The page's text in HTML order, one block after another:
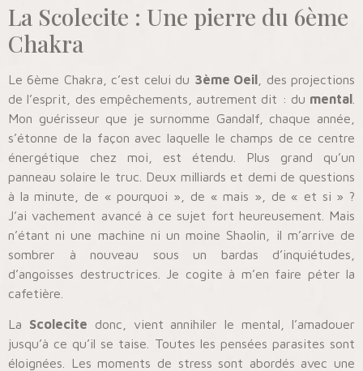
La Scolecite : Une pierre du 6ème
Chakra
Le 6ème Chakra, c’est celui du 3ème Oeil , des projections
de l’esprit, des empêchements, autrement dit : du mental
Mon guérisseur que je surnomme Gandalf, chaque année,
s’étonne de la façon avec laquelle le champs de ce centre
énergétique chez moi, est étendu. Plus grand qu’un
panneau solaire le truc. Deux milliards et demi de questions
à la minute, de « pourquoi », de « mais », de « et si » ?
J’ai vachement avancé à ce sujet fort heureusement. Mais
n’étant ni une machine ni un moine Shaolin, il m’arrive de
sombrer à nouveau sous un bardas d’inquiétudes,
d’angoisses destructrices. Je cogite à m’en faire péter la
cafetière.
La Scolecite donc, vient annihiler le mental, l’amadouer
jusqu’à ce qu’il se taise. Toutes les pensées parasites sont
éloignées. Les moments de stress sont abordés avec une